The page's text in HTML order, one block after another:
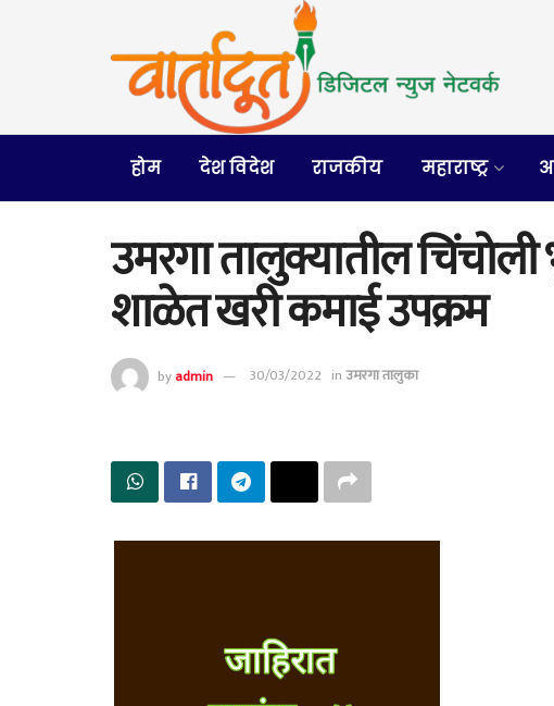
होम देश विदेश राजकीय महाराष्ट्र
उमरगा तालुक्यातील चिंचोली
शाळेत खरी कमाई उपक्रम
byadmin 30/03/2022 inउमरगा तालुका